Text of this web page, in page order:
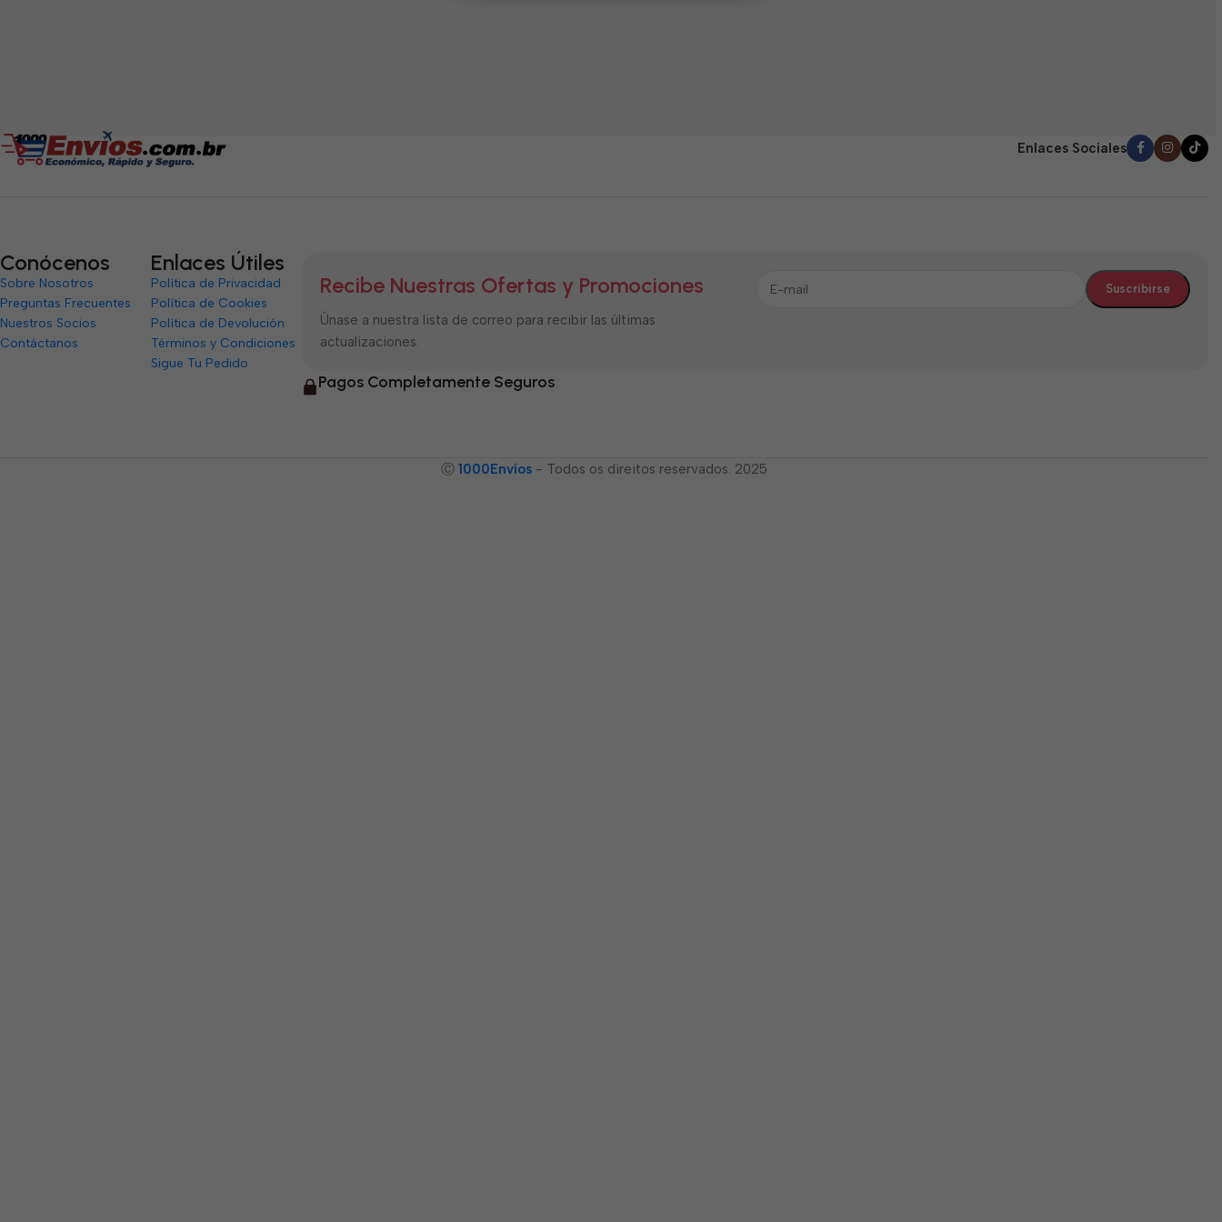
Enlaces Sociales
Conócenos
Sobre Nosotros
Preguntas Frecuentes
Nuestros Socios
Contáctanos
Enlaces Útiles
Política de Privacidad
Política de Cookies
Política de Devolución
Términos y Condiciones
Sigue Tu Pedido
Recibe Nuestras Ofertas y Promociones
Únase a nuestra lista de correo para recibir las últimas
actualizaciones.
Pagos Completamente Seguros
Ⓒ 1000Envíos - Todos os direitos reservados. 2025